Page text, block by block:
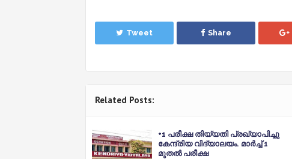
Tweet Share
Related Posts:
+1 പരീക്ഷ തിയ്യതി പ്രഖ്യാപിച്ചു
കേന്ദ്രിയ വിദ്യാലയം. മാർച്ച്‌ 1
മുതൽ പരീക്ഷ